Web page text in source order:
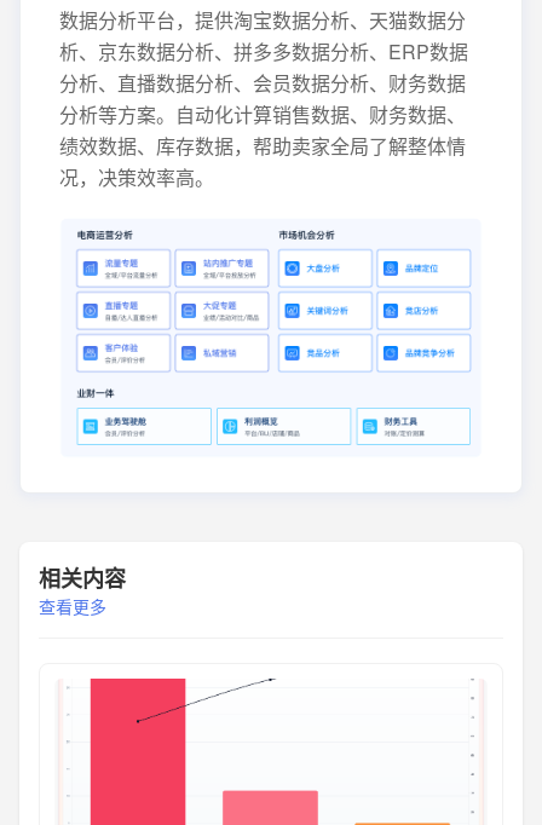
数据分析平台，提供淘宝数据分析、天猫数据分
析、京东数据分析、拼多多数据分析、ERP数据
分析、直播数据分析、会员数据分析、财务数据
分析等方案。自动化计算销售数据、财务数据、
绩效数据、库存数据，帮助卖家全局了解整体情
况，决策效率高。
相关内容
查看更多